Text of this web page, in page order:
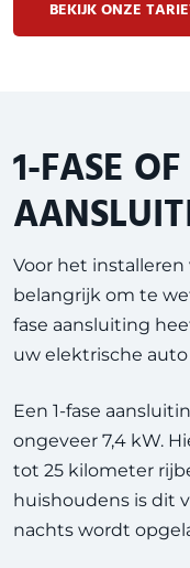
BEKIJK ONZE
1-FASE
Voor het installeren
belangrijk om te
fase aansluiting
uw elektrische
Een 1-fase
ongeveer 7,4 kW.
tot 25 kilometer
huishoudens is dit
nachts wordt